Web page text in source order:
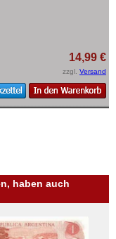
14,99 €
zzgl. Versand
haben auch